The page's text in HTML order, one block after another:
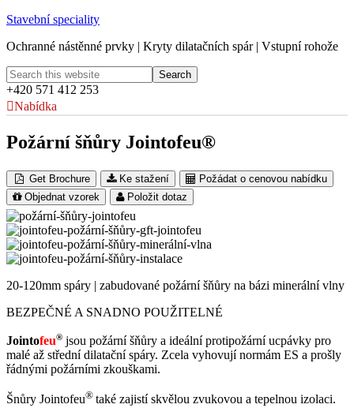
Stavební speciality
Ochranné nástěnné prvky | Kryty dilatačních spár | Vstupní rohože
+420 571 412 253
Nabídka
Požární šňůry Jointofeu®
Get Brochure Ke stažení
Požádat o cenovou nabídku
Objednat vzorek
Položit dotaz
20-120mm spáry | zabudované požární šňůry na bázi minerální vlny
BEZPEČNÉ A SNADNO POUŽITELNÉ
Jointofeu® jsou požární šňůry a ideální protipožární ucpávky pro
malé až střední dilatační spáry. Zcela vyhovují normám ES a prošly
řádnými požárními zkouškami.
Šnůry Jointofeu® také zajistí skvělou zvukovou a tepelnou izolaci.